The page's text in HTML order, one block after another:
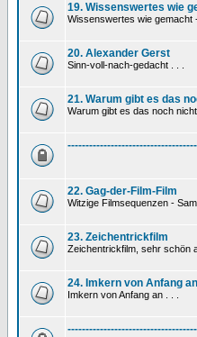
19. Wissenswertes wie
Wissenswertes wie gemacht
20. Alexander Gerst
Sinn-voll-nach-gedacht . . .
21. Warum gibt es das
Warum gibt es das noch
22. Gag-der-Film-Film
Witzige Filmsequenzen -
23. Zeichentrickfilm
Zeichentrickfilm, sehr schön
24. Imkern von Anfang
Imkern von Anfang an . . .